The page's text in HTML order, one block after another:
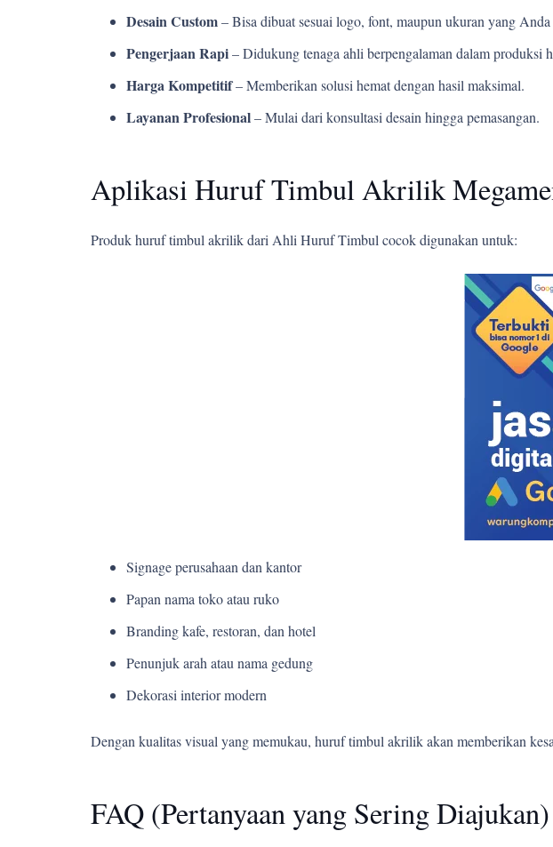
Desain Custom– Bisa dibuat sesuai logo, font, maupun ukuran yang
Pengerjaan Rapi– Didukung tenaga ahli berpengalaman dalam produksi
Harga Kompetitif– Memberikan solusi hemat dengan hasil maksimal.
Layanan Profesional– Mulai dari konsultasi desain hingga pemasangan.
Aplikasi Huruf Timbul Akrilik
Produk huruf timbul akrilik dari Ahli Huruf Timbul cocok digunakan untuk:
Signage perusahaan dan kantor
Papan nama toko atau ruko
Branding kafe, restoran, dan hotel
Penunjuk arah atau nama gedung
Dekorasi interior modern
Dengan kualitas visual yang memukau, huruf timbul akrilik akan memberikan
FAQ (Pertanyaan yang Sering Diajukan)